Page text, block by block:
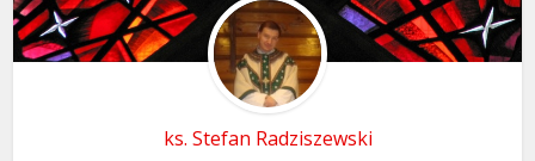
ks. Stefan Radziszewski